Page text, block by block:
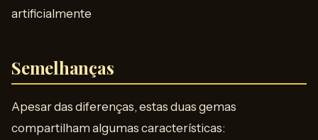
artificialmente
Semelhanças
Apesar das diferenças, estas duas gemas
compartilham algumas características: